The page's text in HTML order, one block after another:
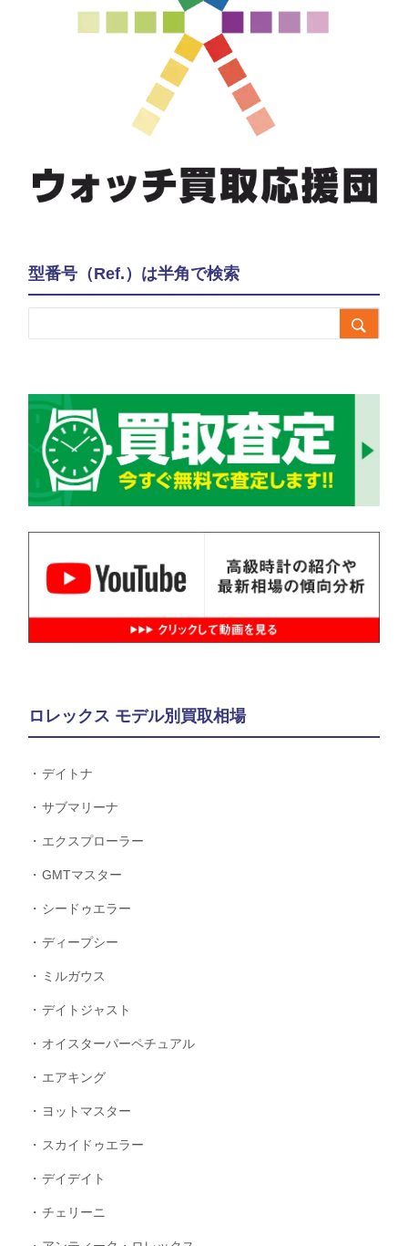
型番号（Ref.）は半角で検索

ロレックス モデル別買取相場
デイトナ
サブマリーナ
エクスプローラー
GMTマスター
シードゥエラー
ディープシー
ミルガウス
デイトジャスト
オイスターパーペチュアル
エアキング
ヨットマスター
スカイドゥエラー
デイデイト
チェリーニ